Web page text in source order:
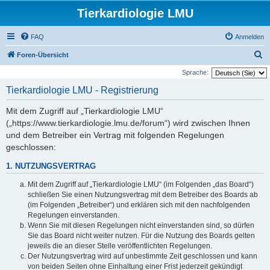
Tierkardiologie LMU
FAQ Anmelden
Foren-Übersicht
u
Sprache:
Tierkardiologie LMU - Registrierung
Mit dem Zugriff auf „Tierkardiologie LMU“
(„https://www.tierkardiologie.lmu.de/forum“) wird zwischen Ihnen
und dem Betreiber ein Vertrag mit folgenden Regelungen
geschlossen:
1. NUTZUNGSVERTRAG
Mit dem Zugriff auf „Tierkardiologie LMU“ (im Folgenden „das Board“)
schließen Sie einen Nutzungsvertrag mit dem Betreiber des Boards ab
(im Folgenden „Betreiber“) und erklären sich mit den nachfolgenden
Regelungen einverstanden.
Wenn Sie mit diesen Regelungen nicht einverstanden sind, so dürfen
Sie das Board nicht weiter nutzen. Für die Nutzung des Boards gelten
jeweils die an dieser Stelle veröffentlichten Regelungen.
Der Nutzungsvertrag wird auf unbestimmte Zeit geschlossen und kann
von beiden Seiten ohne Einhaltung einer Frist jederzeit gekündigt